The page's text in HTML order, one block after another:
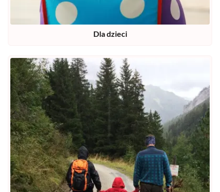
Dla dzieci